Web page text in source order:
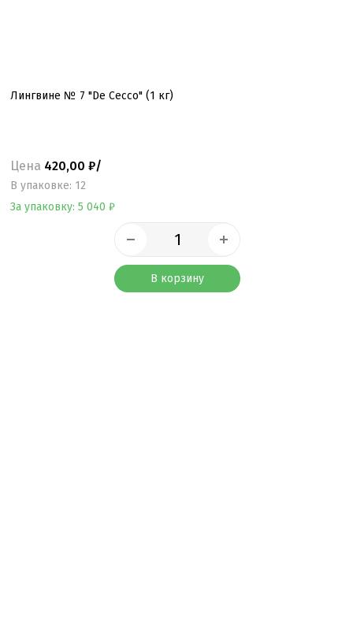
Лингвине № 7 "De Cecco" (1 кг)
Цена 420,00 ₽/
B упаковке: 12
За упаковку: 5 040 ₽
В корзину